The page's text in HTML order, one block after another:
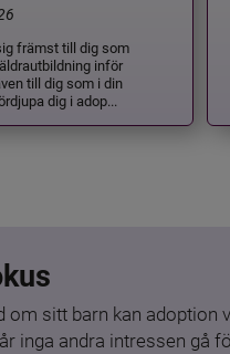
främst till dig som
inför
till dig som i din
dig i adop...
om sitt barn kan
inga andra intressen gå